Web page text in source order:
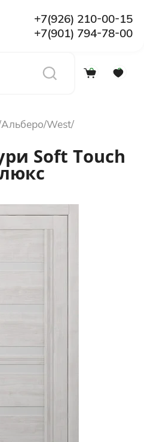
+7(926) 210-00-15
+7(901) 794-78-00
0 0
Альберо West
Soft Touch